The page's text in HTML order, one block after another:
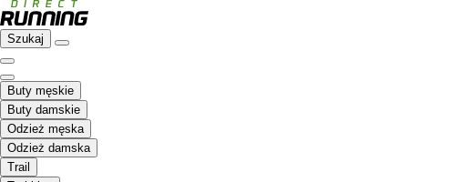
Szukaj
Buty męskie
Buty damskie
Odzież męska
Odzież damska
Trail